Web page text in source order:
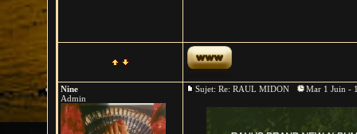
Nine
Admin
Sujet: Re: RAUL MIDON Mar 1 Juin -